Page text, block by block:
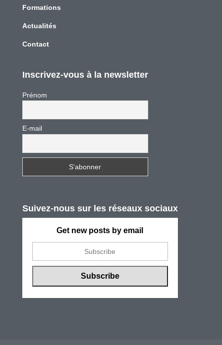
Formations
Actualités
Contact
Inscrivez-vous à la newsletter
Prénom
E-mail
Suivez-nous sur les réseaux sociaux
Get new posts by email